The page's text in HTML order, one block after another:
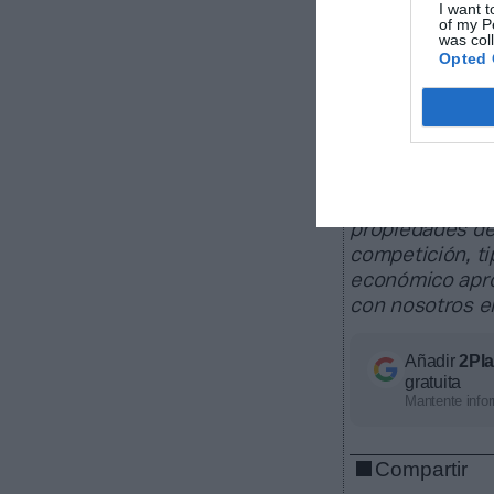
I want
of my
was
Opted
Sobre
Intelligence
2Playbook,
60 clubes de
europeas; 22
La
propiedades
competición,
económico
con nosotros
Añadir
gratuita
Mantente
Compartir